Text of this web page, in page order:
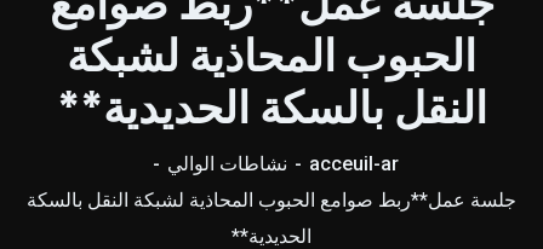
الحبوب المحاذية لشبكة
النقل بالسكة الحديدية**
acceuil-ar
نشاطات الوالي
جلسة عمل**ربط صوامع الحبوب المحاذية لشبكة النقل بالسكة
الحديدية**